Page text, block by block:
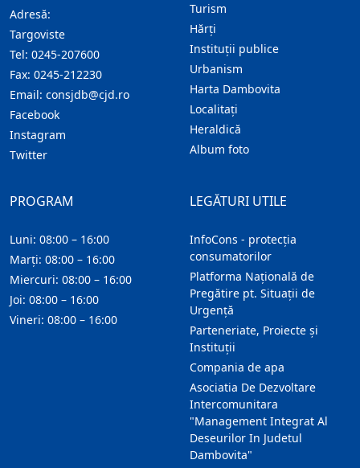
Adresă:
Targoviste
Tel: 0245-207600
Fax: 0245-212230
Email: consjdb@cjd.ro
Facebook
Instagram
Twitter
Turism
Hărţi
Instituţii publice
Urbanism
Harta Dambovita
Localitaţi
Heraldică
Album foto
LEGĂTURI UTILE
InfoCons - protecția
consumatorilor
Platforma Națională de
Pregătire pt. Situații de
Urgență
Parteneriate, Proiecte și
Instituții
Compania de apa
Asociatia De Dezvoltare
Intercomunitara
"Management Integrat Al
Deseurilor In Judetul
Dambovita"
PROGRAM
Luni: 08:00 – 16:00
Marți: 08:00 – 16:00
Miercuri: 08:00 – 16:00
Joi: 08:00 – 16:00
Vineri: 08:00 – 16:00